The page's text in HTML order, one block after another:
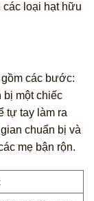
loại hạt hữu
các bước:
bị một chiếc
tự tay làm ra
chuẩn bị và
mẹ bận rộn.